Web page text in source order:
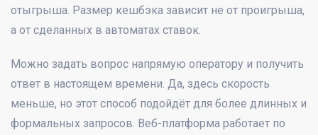
отыгрыша. Размер кешбэка зависит не от проигрыша,
а от сделанных в автоматах ставок.
Можно задать вопрос напрямую оператору и получить
ответ в настоящем времени. Да, здесь скорость
меньше, но этот способ подойдёт для более длинных и
формальных запросов. Веб-платформа работает по